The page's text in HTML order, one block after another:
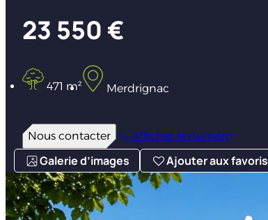
23 550 €
471 m² Merdrignac
Nous contacter Afficher le numéro
Galerie d’images Ajouter aux favoris